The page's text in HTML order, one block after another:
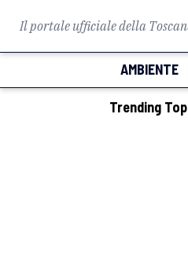
Il portale ufficiale della
AMBIENTE
Trending